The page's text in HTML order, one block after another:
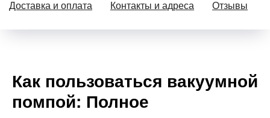
Доставка и оплата Контакты и адреса Отзывы
Как пользоваться вакуумной
помпой: Полное